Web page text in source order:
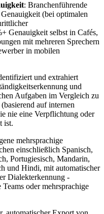
: Branchenführende
(bei optimalen
Genauigkeit selbst in Cafés,
mit mehreren Sprechern
in mobilen
und extrahiert
und
Aufgaben im Vergleich zu
auf internen
nie eine Verpflichtung oder
ist.
mehrsprachige
einschließlich Spanisch,
Portugiesisch, Mandarin,
und Hindi, mit automatischer
Dialekterkennung -
oder mehrsprachige